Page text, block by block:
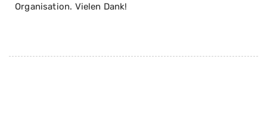
Organisation. Vielen Dank!